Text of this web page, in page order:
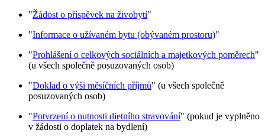
"Žádost o příspěvek na živobytí"
"Informace o užívaném bytu (obývaném prostoru)"
"Prohlášení o celkových sociálních a majetkových poměrech"
(u všech společně posuzovaných osob)
"Doklad o výši měsíčních příjmů" (u všech společně
posuzovaných osob)
"Potvrzení o nutnosti dietního stravování" (pokud je vyplněno
v žádosti o doplatek na bydlení)